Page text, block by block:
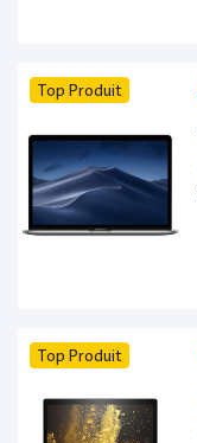
Top Produit
Top Produit